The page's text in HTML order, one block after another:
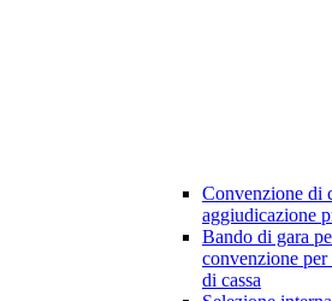
Convenzione di
aggiudicazione
Bando di gara
convenzione
di cassa